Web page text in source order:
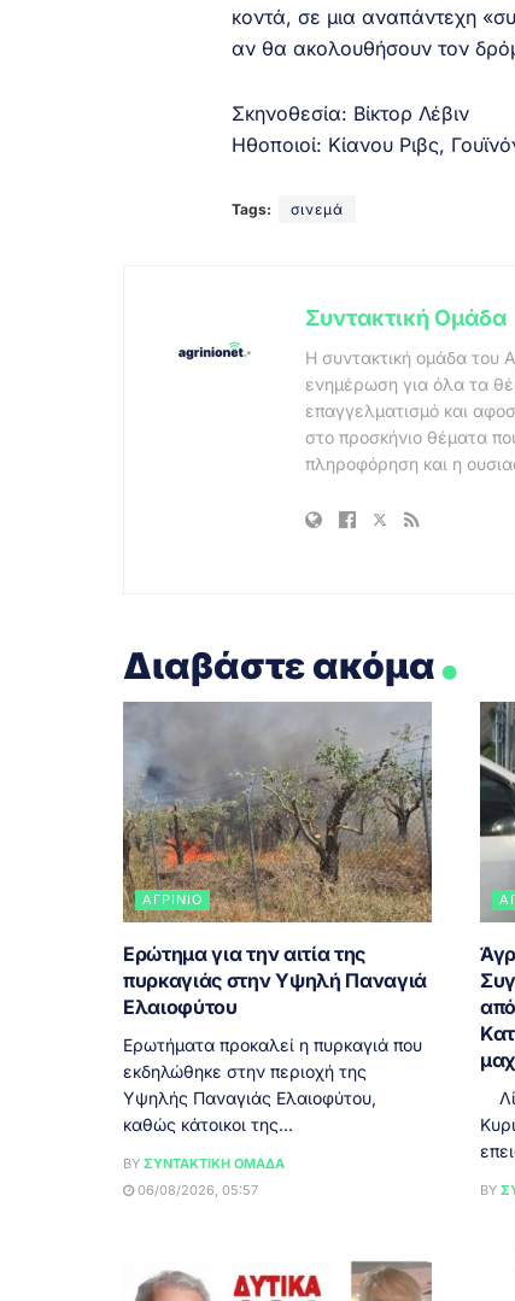
κοντά, σε μια αναπάντεχη
αν θα ακολουθήσουν τον
Σκηνοθεσία: Βίκτορ Λέβιν
Ηθοποιοί: Κίανου Ριβς,
Tags: σινεμά
Συντακτική Ομάδα
Η συντακτική ομάδα του
ενημέρωση για όλα τα
επαγγελματισμό και
στο προσκήνιο θέματα
πληροφόρηση και η
Διαβάστε ακόμα.
ΑΓΡΊΝΙΟ
Ερώτημα για την αιτία της
πυρκαγιάς στην Υψηλή Παναγιά
Ελαιοφύτου
Ερωτήματα προκαλεί η πυρκαγιά που
εκδηλώθηκε στην περιοχή της
Υψηλής Παναγιάς Ελαιοφύτου,
καθώς κάτοικοι της...
BY ΣΥΝΤΑΚΤΙΚΉ ΟΜΆΔΑ
06/08/2026, 05:57
BY